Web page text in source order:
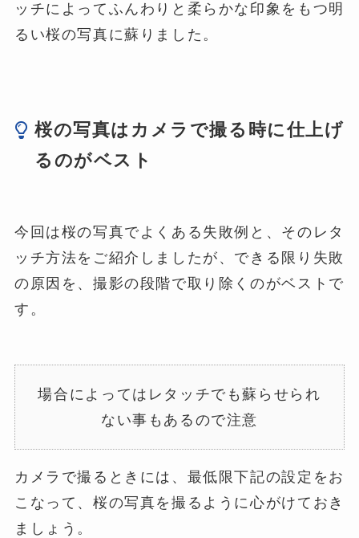
ッチによってふんわりと柔らかな印象をもつ明
るい桜の写真に蘇りました。
桜の写真はカメラで撮る時に仕上げ
るのがベスト
今回は桜の写真でよくある失敗例と、そのレタ
ッチ方法をご紹介しましたが、できる限り失敗
の原因を、撮影の段階で取り除くのがベストで
す。
場合によってはレタッチでも蘇らせられ
ない事もあるので注意
カメラで撮るときには、最低限下記の設定をお
こなって、桜の写真を撮るように心がけておき
ましょう。